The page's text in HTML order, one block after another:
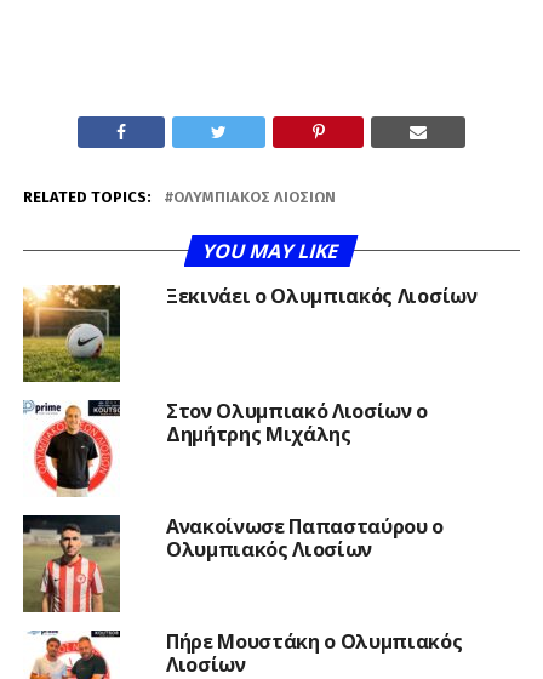
RELATED TOPICS: ΟΛΥΜΠΙΑΚΌΣ ΛΙΟΣΊΩΝ
YOU MAY LIKE
Ξεκινάει ο Ολυμπιακός Λιοσίων
Στον Ολυμπιακό Λιοσίων ο
Δημήτρης Μιχάλης
Ανακοίνωσε Παπασταύρου ο
Ολυμπιακός Λιοσίων
Πήρε Μουστάκη ο Ολυμπιακός
Λιοσίων